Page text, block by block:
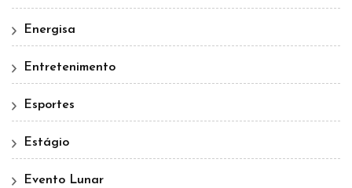
Energisa
Entretenimento
Esportes
Estágio
Evento Lunar